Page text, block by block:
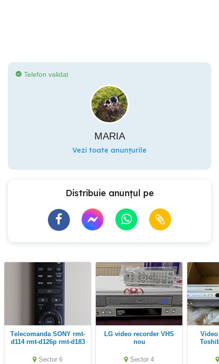
Telefon validat
MARIA
Vezi toate anunțurile
Distribuie anunțul pe
Telecomanda SONY rmt-
d114 rmt-d126p rmt-d183
N2qaec000003 tv dvd foto
Sector 6
LG video recorder VHS
nou
Sector 4
Video DVD recorder